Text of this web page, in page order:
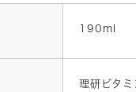
190ml
理研ビタミ